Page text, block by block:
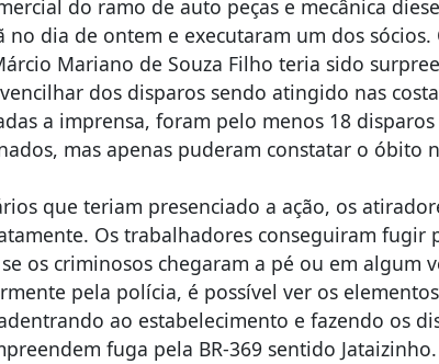
do ramo de auto peças e mecânica
no dia de ontem e executaram um dos
Mariano de Souza Filho teria sido
dos disparos sendo atingido nas
a imprensa, foram pelo menos 18
mas apenas puderam constatar o óbito
que teriam presenciado a ação, os
Os trabalhadores conseguiram fugir
os criminosos chegaram a pé ou em algum
pela polícia, é possível ver os
ao estabelecimento e fazendo os
fuga pela BR-369 sentido Jataizinho.